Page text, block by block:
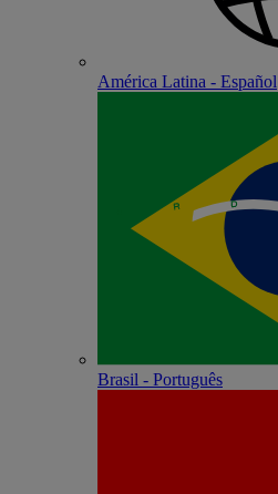
América Latina - Español
Brasil - Português